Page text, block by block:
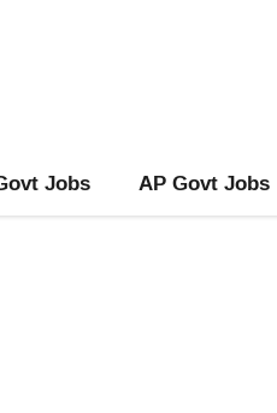
Jobs AP Govt Jobs